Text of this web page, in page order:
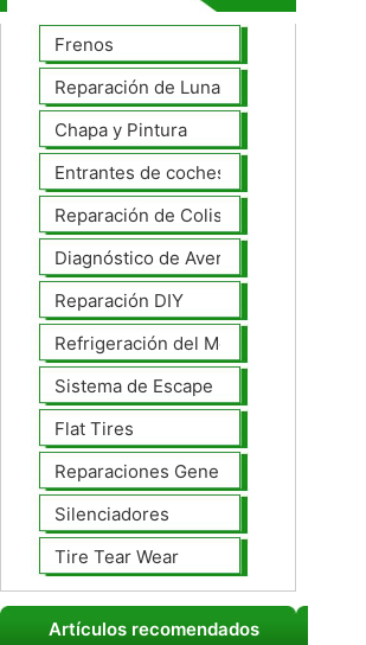
Frenos
Reparación de Lunas
Chapa y Pintura
Entrantes de coches
Reparación de Colisiones
Diagnóstico de Averías
Reparación DIY
Refrigeración del Motor
Sistema de Escape
Flat Tires
Reparaciones Generales
Silenciadores
Tire Tear Wear
Artículos recomendados